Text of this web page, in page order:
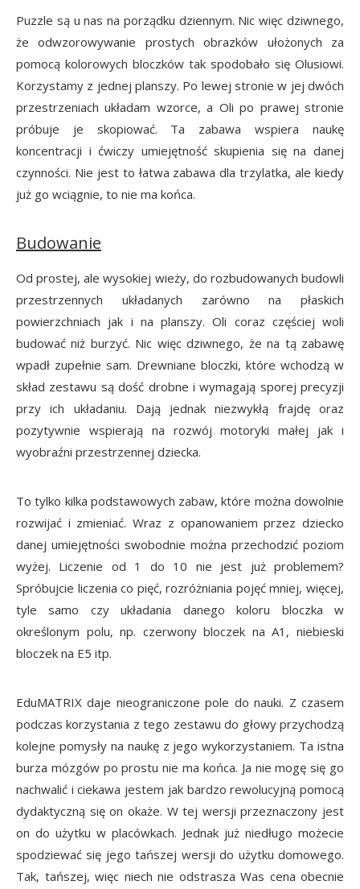
Puzzle są u nas na porządku dziennym. Nic więc dziwnego,
że odwzorowywanie prostych obrazków ułożonych za
pomocą kolorowych bloczków tak spodobało się Olusiowi.
Korzystamy z jednej planszy. Po lewej stronie w jej dwóch
przestrzeniach układam wzorce, a Oli po prawej stronie
próbuje je skopiować. Ta zabawa wspiera naukę
koncentracji i ćwiczy umiejętność skupienia się na danej
czynności. Nie jest to łatwa zabawa dla trzylatka, ale kiedy
już go wciągnie, to nie ma końca.
Budowanie
Od prostej, ale wysokiej wieży, do rozbudowanych budowli
przestrzennych układanych zarówno na płaskich
powierzchniach jak i na planszy. Oli coraz częściej woli
budować niż burzyć. Nic więc dziwnego, że na tą zabawę
wpadł zupełnie sam. Drewniane bloczki, które wchodzą w
skład zestawu są dość drobne i wymagają sporej precyzji
przy ich układaniu. Dają jednak niezwykłą frajdę oraz
pozytywnie wspierają na rozwój motoryki małej jak i
wyobraźni przestrzennej dziecka.
To tylko kilka podstawowych zabaw, które można dowolnie
rozwijać i zmieniać. Wraz z opanowaniem przez dziecko
danej umiejętności swobodnie można przechodzić poziom
wyżej. Liczenie od 1 do 10 nie jest już problemem?
Spróbujcie liczenia co pięć, rozróżniania pojęć mniej, więcej,
tyle samo czy układania danego koloru bloczka w
określonym polu, np. czerwony bloczek na A1, niebieski
bloczek na E5 itp.
EduMATRIX daje nieograniczone pole do nauki. Z czasem
podczas korzystania z tego zestawu do głowy przychodzą
kolejne pomysły na naukę z jego wykorzystaniem. Ta istna
burza mózgów po prostu nie ma końca. Ja nie mogę się go
nachwalić i ciekawa jestem jak bardzo rewolucyjną pomocą
dydaktyczną się on okaże. W tej wersji przeznaczony jest
on do użytku w placówkach. Jednak już niedługo możecie
spodziewać się jego tańszej wersji do użytku domowego.
Tak, tańszej, więc niech nie odstrasza Was cena obecnie